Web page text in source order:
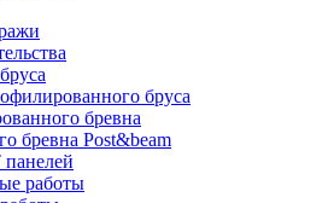
бруса
бревна
бревна Post&beam
работы